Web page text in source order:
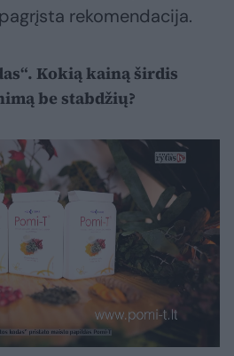
rekomendacija.
Kokią kainą širdis
be stabdžių?